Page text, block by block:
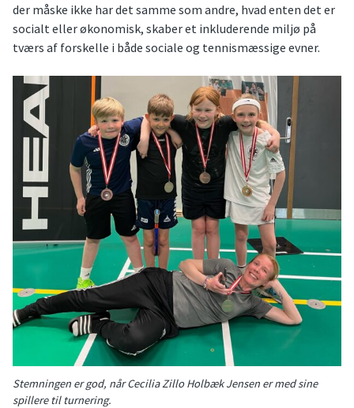
der måske ikke har det samme som andre, hvad enten det er
socialt eller økonomisk, skaber et inkluderende miljø på
tværs af forskelle i både sociale og tennismæssige evner.
Stemningen er god, når Cecilia Zillo Holbæk Jensen er med sine
spillere til turnering.